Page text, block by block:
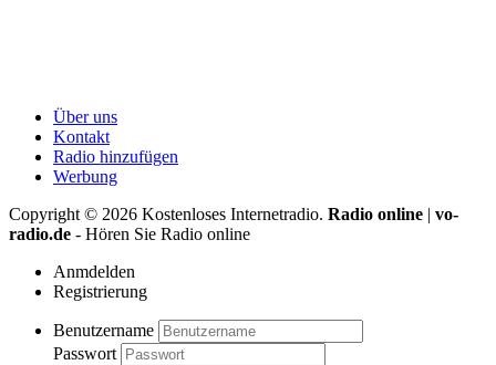
Über uns
Kontakt
Radio hinzufügen
Werbung
Copyright © 2026 Kostenloses Internetradio. Radio online | vo-
radio.de - Hören Sie Radio online
Anmdelden
Registrierung
Benutzername
Passwort